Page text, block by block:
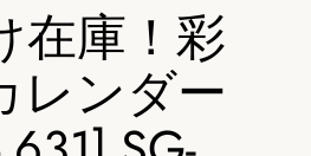
在庫！彩
レンダー